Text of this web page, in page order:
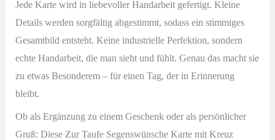
Jede Karte wird in liebevoller Handarbeit gefertigt. Kleine
Details werden sorgfältig abgestimmt, sodass ein stimmiges
Gesamtbild entsteht. Keine industrielle Perfektion, sondern
echte Handarbeit, die man sieht und fühlt. Genau das macht sie
zu etwas Besonderem – für einen Tag, der in Erinnerung
bleibt.
Ob als Ergänzung zu einem Geschenk oder als persönlicher
Gruß: Diese Zur Taufe Segenswünsche Karte mit Kreuz